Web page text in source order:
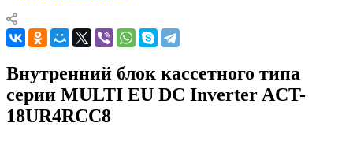
Внутренний блок кассетного типа
серии MULTI EU DC Inverter ACT-
18UR4RCC8